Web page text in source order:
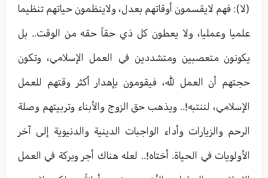
(لا): فهم لايقسمون أوقاتهم بعدل، ولاينظمون حياتهم تنظيما
علميا وعمليا، ولا يعطون كل ذي حقاً حقه من الوقت.. بل
يكونون متعصبين ومتشددين في العمل الإسلامي، وتكون
حجتهم أن العمل لله، فيقومون بإهدار أكثر وقتهم للعمل
الإسلامي، لننتبه!.. ويذهب حق الزوج والأبناء وتربيتهم وصلة
الرحم والزيارات وأداء الواجبات الدينية والدنيوية إلى آخر
الأولويات في الحياة. أختاه!.. لعله هناك أجر وبركة في العمل